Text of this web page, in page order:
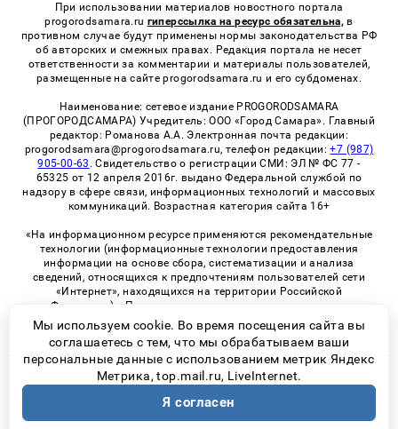
При использовании материалов новостного портала
progorodsamara.ru гиперссылка на ресурс обязательна, в
противном случае будут применены нормы законодательства РФ
об авторских и смежных правах. Редакция портала не несет
ответственности за комментарии и материалы пользователей,
размещенные на сайте progorodsamara.ru и его субдоменах.
Наименование: сетевое издание PROGORODSAMARA
(ПРОГОРОДСАМАРА) Учредитель: ООО «Город Самара». Главный
редактор: Романова А.А. Электронная почта редакции:
progorodsamara@progorodsamara.ru, телефон редакции:+7 (987)
905-00-63 . Свидетельство о регистрации СМИ: ЭЛ № ФС 77 -
65325 от 12 апреля 2016г. выдано Федеральной службой по
надзору в сфере связи, информационных технологий и массовых
коммуникаций. Возрастная категория сайта 16+
«На информационном ресурсе применяются рекомендательные
технологии (информационные технологии предоставления
информации на основе сбора, систематизации и анализа
сведений, относящихся к предпочтениям пользователей сети
«Интернет», находящихся на территории Российской
Федерации)». Правила применения рекомендательных
технологий в виджетах рекламно-обменной сети
«СМИ2» (PDF)
© 2026 «ProGorodSamara» | Все права защищены
Возрастная категория сайта 16+
Политика конфиденциальности
Мы используем cookie. Во время посещения сайта вы
соглашаетесь с тем, что мы обрабатываем ваши
персональные данные с использованием метрик Яндекс
Метрика, top.mail.ru, LiveInternet.
Я согласен